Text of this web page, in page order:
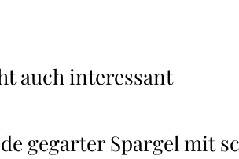
auch interessant
gegarter Spargel mit